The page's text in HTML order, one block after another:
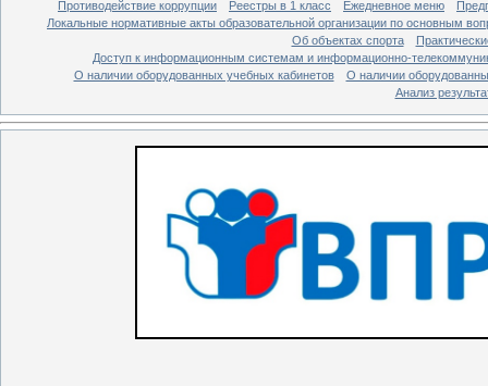
Противодействие коррупции
Реестры в 1 класс Ежедневное меню
Локальные нормативные акты образовательной организации по основным
Об объектах спорта
Доступ к информационным системам и информационно-
О наличии оборудованных учебных кабинетов
О наличии
Анализ